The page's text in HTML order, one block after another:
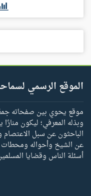
الموقع الرسمي
موقع يحوي بين صفحاته
وبذله المعرفي؛ ليكون
الباحثون عن سبل الاعتصام
عن الشيخ وأحواله ومحطات
أسئلة الناس وقضايا